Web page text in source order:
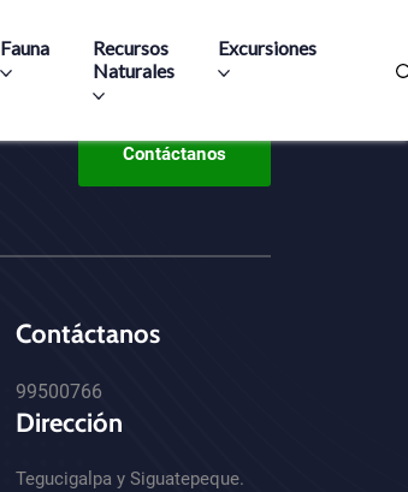
Fauna
Recursos
Naturales
Excursiones
Contáctanos
Contáctanos
99500766
Dirección
Tegucigalpa y Siguatepeque.